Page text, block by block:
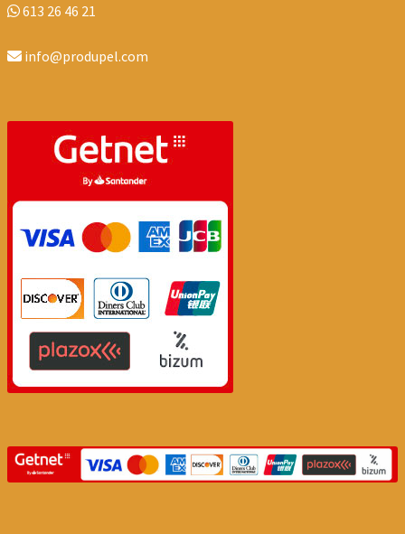
613 26 46 21
info@produpel.com